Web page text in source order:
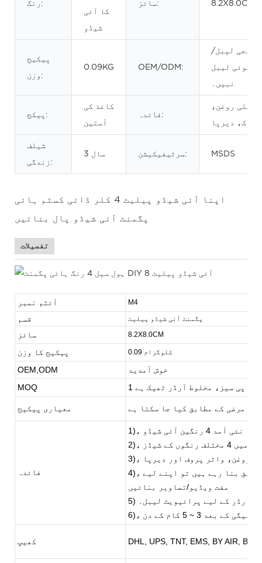
رنگ:
کا آئی
شیڈو
سائز: 8.2X8.0CM
پیکیج
وزن:
0.09KG OEM/ODM:
نجی لیبل/
کوئی لیبل
نہیں۔
پیکج:
کاغذ کی
آستین
فائدہ:
اعلی روغن،
دیرپا
شیلف
زندگی:
3 سال سرٹیفیکیشن: MSDS
اپنا آئی شیڈو پیلیٹ 4 کلر ڈائی کسٹم ہائی
پگمنٹ آئی شیڈو پال بنائیں
تفصیلات
آئٹم نمبر M4
قسم پگمنٹ آئی شیڈو پیلیٹ
سائز 8.2X8.0CM
پیکیج کا وزن 0.09 کلوگرام
OEM,ODM
خوش آمدید
MOQ
1 پی سیز، مخلوط آرڈر ٹھیک ہے
معیاری پیکیج مرضی کے مطابق کیا جا سکتا ہے
فائدہ
1)، نئی آمد 4 رنگین آئی شیڈو
رنگوں کے شیڈز
اعلی روغن، واٹر پروف اور دیرپا
4)، اگر آپ اپنے پیلیٹ کو اپنی مرضی کے مطابق بنا رہے ہیں تو اپنے لیے
مفت ویڈیو/تصاویر بنائیں
آرڈر کے لیے پرائیویٹ لیبل۔
کے بعد 3 ~ 5 کام کے دن
کھیپ DHL, UPS, TNT, EMS, BY AIR, BY